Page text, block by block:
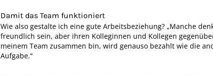
Damit das Team funktioniert
Wie also gestalte ich eine gute Arbeitsbeziehung? „Manche
freundlich sein, aber ihren Kolleginnen und Kollegen
meinem Team zusammen bin, wird genauso bezahlt wie die
Aufgabe.“